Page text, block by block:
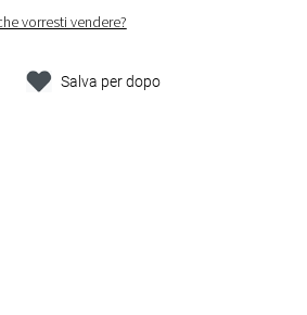
vorresti vendere?
Salva per dopo